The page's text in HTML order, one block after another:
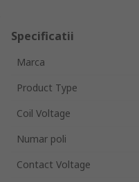
Specificatii
Marca
Product Type
Coil Voltage
Numar poli
Contact Voltage